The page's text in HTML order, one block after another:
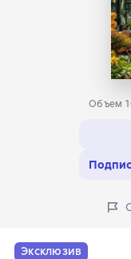
Объем
Эксклюзив